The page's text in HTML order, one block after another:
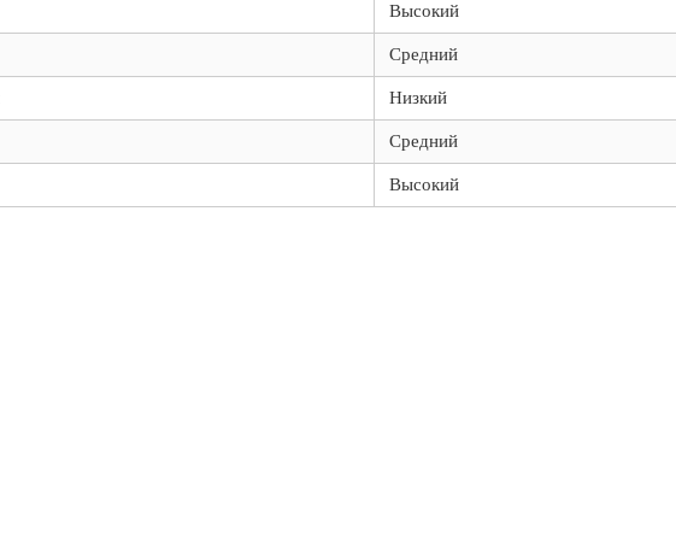
Высокий
Средний
Низкий
Средний
Высокий